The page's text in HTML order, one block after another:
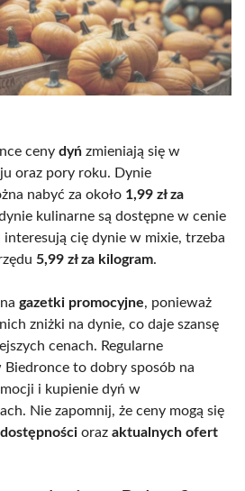
ceny dyń zmieniają się w
oraz pory roku. Dynie
nabyć za około 1,99 zł za
kulinarne są dostępne w cenie
interesują cię dynie w mixie, trzeba
5,99 zł za kilogram.
gazetki promocyjne, ponieważ
zniżki na dynie, co daje szansę
cenach. Regularne
to dobry sposób na
i kupienie dyń w
Nie zapomnij, że ceny mogą się
dostępności oraz aktualnych ofert